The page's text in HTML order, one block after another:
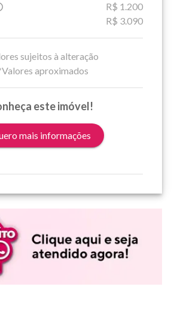
R$ 1.200
R$ 3.090
sujeitos à alteração
aproximados
este imóvel!
mais informações